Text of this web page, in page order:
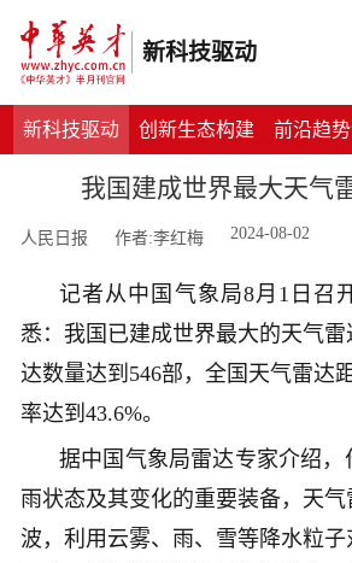
新科技驱动
新科技驱动 创新生态构建 前沿趋
我国建成世界最大天气
人民日报 作者:李红梅 2024-08-02
记者从中国气象局8月1日召
悉：我国已建成世界最大的天气
达数量达到546部，全国天气雷达
率达到43.6%。
据中国气象局雷达专家介绍，
雨状态及其变化的重要装备，天
波，利用云雾、雨、雪等降水粒子